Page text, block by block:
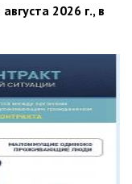
2026 г., в